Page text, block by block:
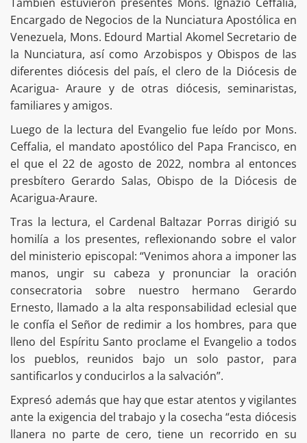
Encargado de Negocios de la Nunciatura Apostólica en
Venezuela, Mons. Edourd Martial Akomel Secretario de
la Nunciatura, así como Arzobispos y Obispos de las
diferentes diócesis del país, el clero de la Diócesis de
Acarigua- Araure y de otras diócesis, seminaristas,
familiares y amigos.
Luego de la lectura del Evangelio fue leído por Mons.
Ceffalia, el mandato apostólico del Papa Francisco, en
el que el 22 de agosto de 2022, nombra al entonces
presbítero Gerardo Salas, Obispo de la Diócesis de
Acarigua-Araure.
Tras la lectura, el Cardenal Baltazar Porras dirigió su
homilía a los presentes, reflexionando sobre el valor
del ministerio episcopal: “Venimos ahora a imponer las
manos, ungir su cabeza y pronunciar la oración
consecratoria sobre nuestro hermano Gerardo
Ernesto, llamado a la alta responsabilidad eclesial que
le confía el Señor de redimir a los hombres, para que
lleno del Espíritu Santo proclame el Evangelio a todos
los pueblos, reunidos bajo un solo pastor, para
santificarlos y conducirlos a la salvación”.
Expresó además que hay que estar atentos y vigilantes
ante la exigencia del trabajo y la cosecha “esta diócesis
llanera no parte de cero, tiene un recorrido en su